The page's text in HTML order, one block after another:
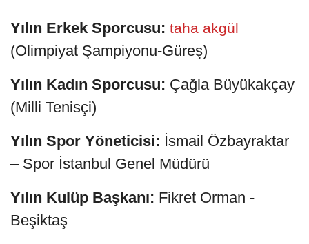
Yılın Erkek Sporcusu: taha akgül
(Olimpiyat Şampiyonu-Güreş)
Yılın Kadın Sporcusu: Çağla Büyükakçay
(Milli Tenisçi)
Yılın Spor Yöneticisi: İsmail Özbayraktar
– Spor İstanbul Genel Müdürü
Yılın Kulüp Başkanı: Fikret Orman -
Beşiktaş